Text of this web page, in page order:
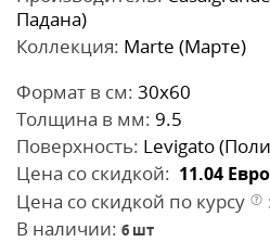
Падана)
Коллекция: Marte (Марте)
Формат в см: 30x60
Толщина в мм: 9.5
Поверхность: Levigato
Цена со скидкой: 11.04
Цена со скидкой по курсу
В наличии: 6 шт